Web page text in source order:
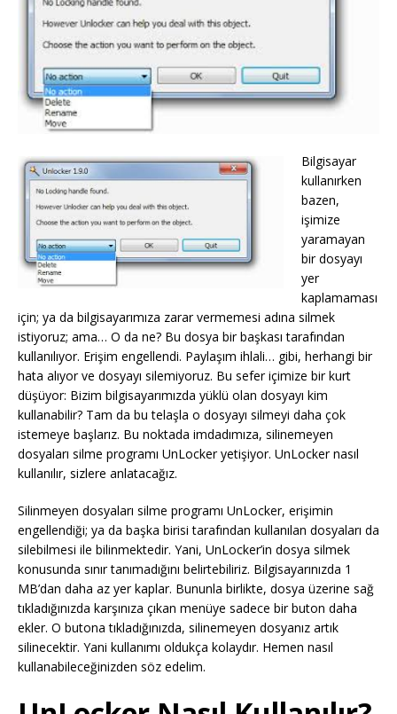
Bilgisayar
kullanırken
bazen,
işimize
yaramayan
bir dosyayı
yer
kaplamaması
için; ya da bilgisayarımıza zarar vermemesi adına silmek
istiyoruz; ama… O da ne? Bu dosya bir başkası tarafından
kullanılıyor. Erişim engellendi. Paylaşım ihlali… gibi, herhangi bir
hata alıyor ve dosyayı silemiyoruz. Bu sefer içimize bir kurt
düşüyor: Bizim bilgisayarımızda yüklü olan dosyayı kim
kullanabilir? Tam da bu telaşla o dosyayı silmeyi daha çok
istemeye başlarız. Bu noktada imdadımıza, silinemeyen
dosyaları silme programı UnLocker yetişiyor. UnLocker nasıl
kullanılır, sizlere anlatacağız.
Silinmeyen dosyaları silme programı UnLocker, erişimin
engellendiği; ya da başka birisi tarafından kullanılan dosyaları da
silebilmesi ile bilinmektedir. Yani, UnLocker’in dosya silmek
konusunda sınır tanımadığını belirtebiliriz. Bilgisayarınızda 1
MB’dan daha az yer kaplar. Bununla birlikte, dosya üzerine sağ
tıkladığınızda karşınıza çıkan menüye sadece bir buton daha
ekler. O butona tıkladığınızda, silinemeyen dosyanız artık
silinecektir. Yani kullanımı oldukça kolaydır. Hemen nasıl
kullanabileceğinizden söz edelim.